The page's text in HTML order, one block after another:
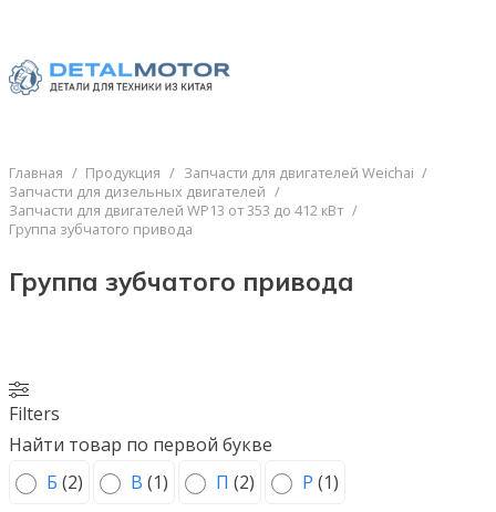
Главная / Продукция / Запчасти для двигателей Weichai /
Запчасти для дизельных двигателей /
Запчасти для двигателей WP13 от 353 до 412 кВт /
Группа зубчатого привода
Группа зубчатого привода
Filters
Найти товар по первой букве
Б (2) В (1) П (2) Р (1)